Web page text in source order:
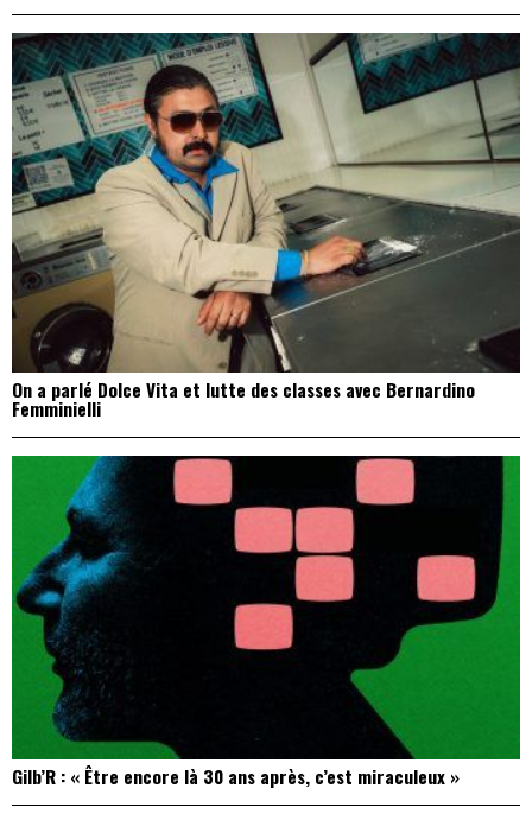
On a parlé Dolce Vita et lutte des classes avec Bernardino
Femminielli
Gilb’R : « Être encore là 30 ans après, c’est miraculeux »